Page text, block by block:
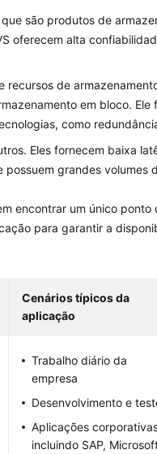
são produtos de
oferecem alta
de
em bloco.
como
Eles fornecem baixa
grandes volumes
encontrar um único ponto
para garantir a
Cenários típicos da
aplicação
Trabalho diário da
empresa
Desenvolvimento e
Aplicações
incluindo SAP,